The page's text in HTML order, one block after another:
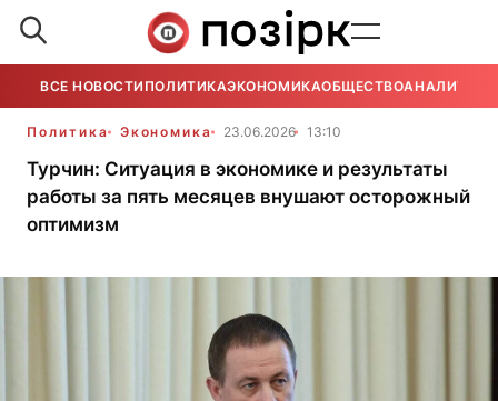
ВСЕ НОВОСТИ ПОЛИТИКАЭКОНОМИКАОБЩЕСТВОАНАЛИТИКА
Политика Экономика 23.06.2026 13:10
Турчин: Ситуация в экономике и результаты
работы за пять месяцев внушают осторожный
оптимизм